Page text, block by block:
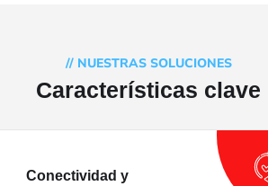
// NUESTRAS SOLUCIONES
Características clave
Conectividad y